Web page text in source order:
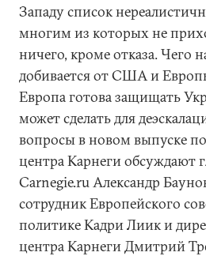
Западу список
многим из которых не
ничего, кроме отказа. Чего
добивается от США и
Европа готова защищать
может сделать для
вопросы в новом выпуске
центра Карнеги обсуждают
Carnegie.ru Александр
сотрудник Европейского
политике Кадри Лиик и
центра Карнеги Дмитрий